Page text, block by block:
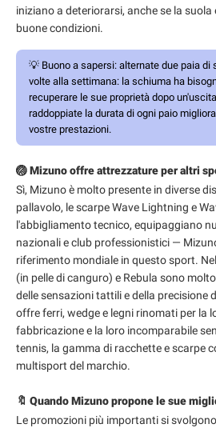
iniziano a deteriorarsi, anche se la
buone condizioni.
💡 Buono a sapersi: alternate due paia di
volte alla settimana: la schiuma ha
recuperare le sue proprietà dopo
raddoppiate la durata di ogni paio
vostre prestazioni.
🏐 Mizuno offre attrezzature per altri
Sì, Mizuno è molto presente in diverse
pallavolo, le scarpe Wave Lightning e
l'abbigliamento tecnico, equipaggiano
nazionali e club professionistici —
riferimento mondiale in questo sport.
(in pelle di canguro) e Rebula sono
delle sensazioni tattili e della precisione
offre ferri, wedge e legni rinomati per la
fabbricazione e la loro incomparabile
tennis, la gamma di racchette e scarpe
multisport del marchio.
🔖 Quando Mizuno propone le sue
Le promozioni più importanti si